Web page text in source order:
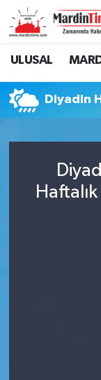
ULUSAL
Diyadin
Mardin
Mardin
Süper Lig